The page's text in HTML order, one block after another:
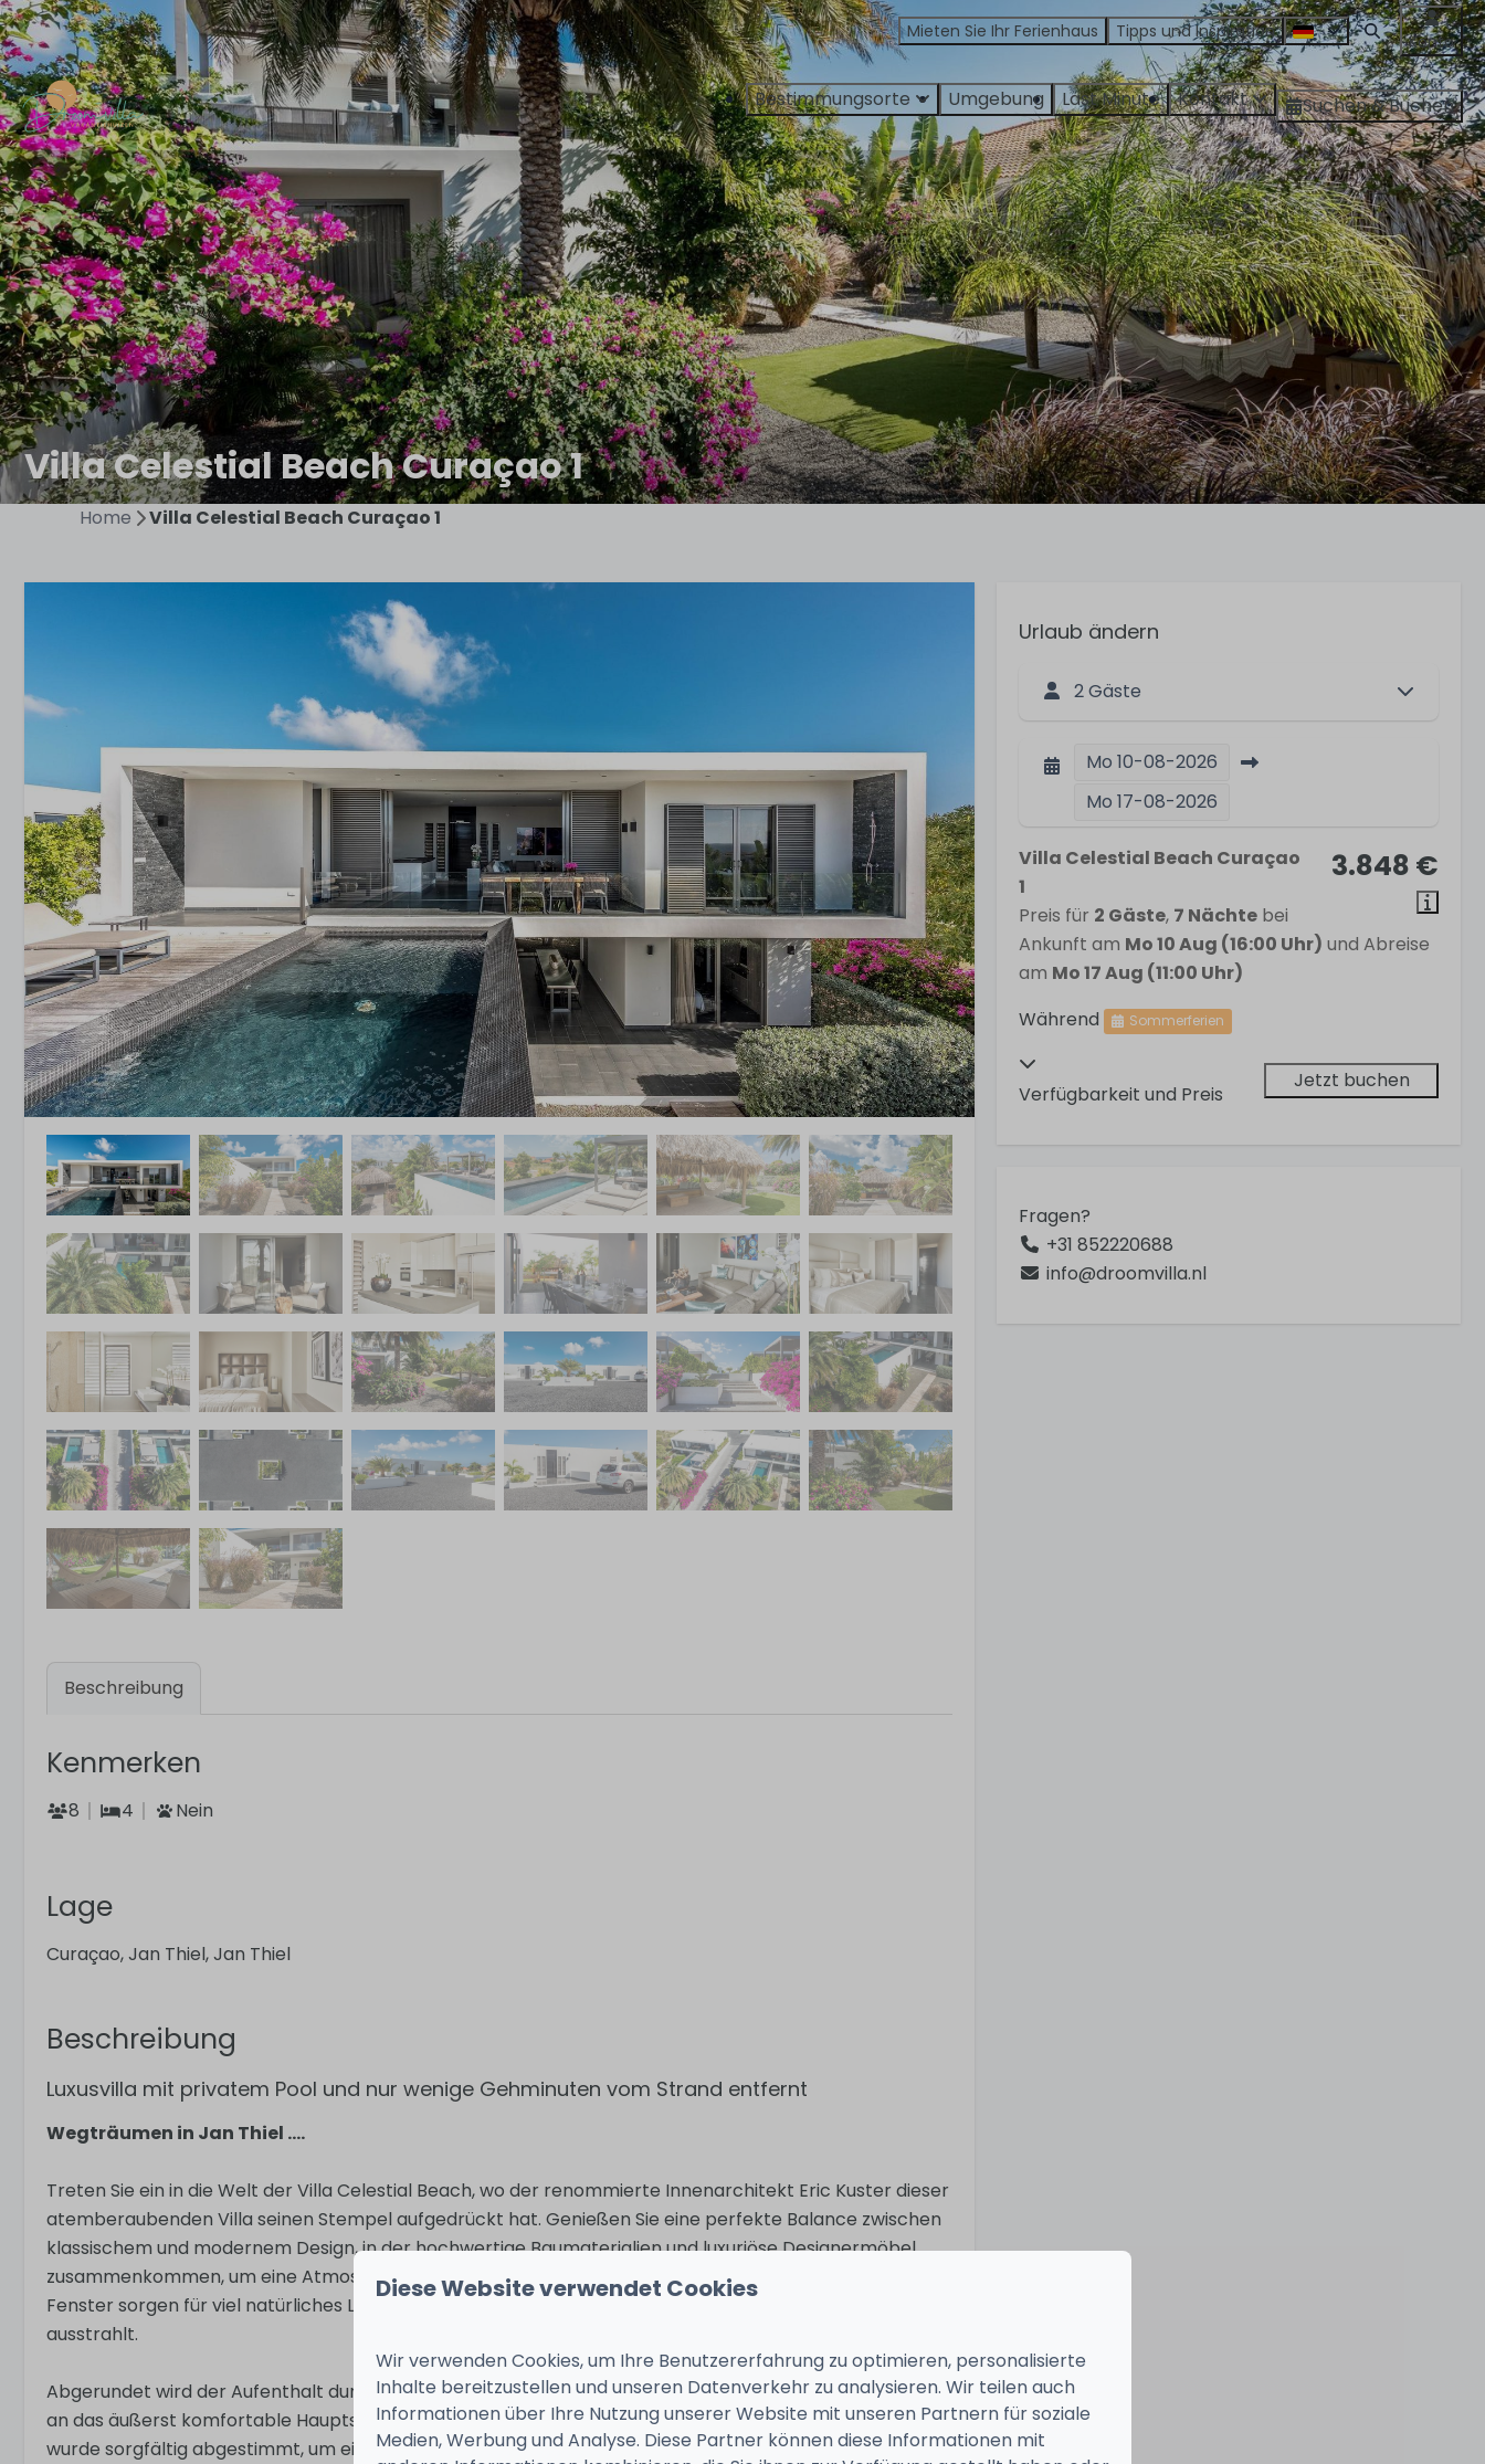
Mieten Sie Ihr Ferienhaus Tipps und Inspiration Konto
Bestimmungsorte Umgebung Last Minute Kontakt Suchen & Buchen
Villa Celestial Beach Curaçao 1
Home Villa Celestial Beach Curaçao 1
Beschreibung
Kenmerken
8 4 Nein
Lage
Curaçao, Jan Thiel, Jan Thiel
Beschreibung
Luxusvilla mit privatem Pool und nur wenige Gehminuten vom Strand entfernt
Wegträumen in Jan Thiel ....
Treten Sie ein in die Welt der Villa Celestial Beach, wo der renommierte Innenarchitekt Eric Kuster dieser
atemberaubenden Villa seinen Stempel aufgedrückt hat. Genießen Sie eine perfekte Balance zwischen
klassischem und modernem Design, in der hochwertige Baumaterialien und luxuriöse Designermöbel
zusammenkommen, um eine Atmosphäre purer Eleganz zu schaffen. Die hohen Decken und großen
Fenster sorgen für viel natürliches Licht und schaffen eine geräumige Oase, die Ruhe und Raffinesse
ausstrahlt.
Abgerundet wird der Aufenthalt durch einen privaten Swimmingpool in der obersten Etage, der direkt
an das äußerst komfortable Hauptschlafzimmer angrenzt. Jedes Detail in der Villa Celestial Beach
wurde sorgfältig abgestimmt, um ein einzigartiges Erlebnis zu bieten, von der reichhaltigen Einrichtung
Urlaub ändern
2 Gäste
Mo 10-08-2026
Mo 17-08-2026
3.848 €
Villa Celestial Beach Curaçao
1
Preis für 2 Gäste, 7 Nächte bei
Ankunft am Mo 10 Aug (16:00 Uhr) und Abreise
am Mo 17 Aug (11:00 Uhr)
Während
Sommerferien
Verfügbarkeit und Preis
Jetzt buchen
Fragen?
+31 852220688
info@droomvilla.nl
Diese Website verwendet Cookies
Wir verwenden Cookies, um Ihre Benutzererfahrung zu optimieren, personalisierte
Inhalte bereitzustellen und unseren Datenverkehr zu analysieren. Wir teilen auch
Informationen über Ihre Nutzung unserer Website mit unseren Partnern für soziale
Medien, Werbung und Analyse. Diese Partner können diese Informationen mit